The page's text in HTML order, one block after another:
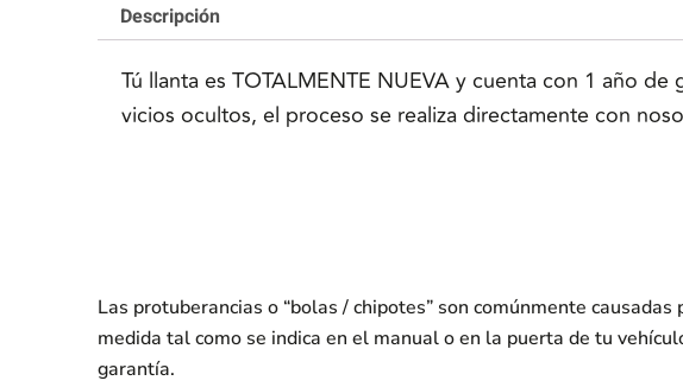
Descripción
Tú llanta es TOTALMENTE NUEVA y cuenta con 1 año
vicios ocultos, el proceso se realiza directamente con
Las protuberancias o “bolas / chipotes” son comúnmente
medida tal como se indica en el manual o en la puerta de tu
garantía.